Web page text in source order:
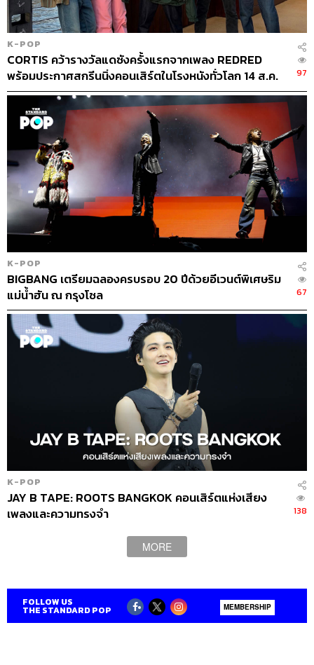
K-POP
CORTIS คว้ารางวัลแดซังครั้งแรกจากเพลง REDRED
พร้อมประกาศสกรีนนิ่งคอนเสิร์ตในโรงหนังทั่วโลก 14 ส.ค.
นี้
97
K-POP
BIGBANG เตรียมฉลองครบรอบ 20 ปีด้วยอีเวนต์พิเศษริม
แม่น้ำฮัน ณ กรุงโซล
67
K-POP
JAY B TAPE: ROOTS BANGKOK คอนเสิร์ตแห่งเสียง
เพลงและความทรงจำ
138
MORE
FOLLOW US
THE STANDARD POP MEMBERSHIP